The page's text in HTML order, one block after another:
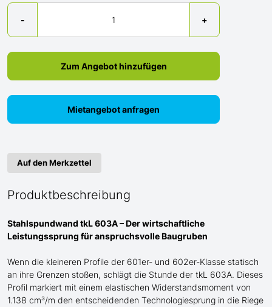
-
Menge
+
Zum Angebot hinzufügen
Mietangebot anfragen
Auf den Merkzettel
Produktbeschreibung
Stahlspundwand tkL 603A – Der wirtschaftliche
Leistungssprung für anspruchsvolle Baugruben
Wenn die kleineren Profile der 601er- und 602er-Klasse statisch
an ihre Grenzen stoßen, schlägt die Stunde der tkL 603A. Dieses
Profil markiert mit einem elastischen Widerstandsmoment von
1.138 cm³/m den entscheidenden Technologiesprung in die Riege